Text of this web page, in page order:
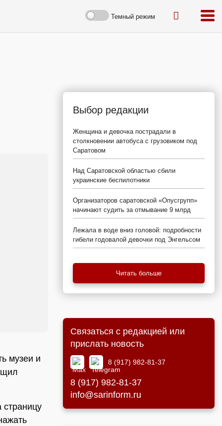
Темный режим
музеи и
страницу
Выбор редакции
Женщина и девочка пострадали в
столкновении автобуса с грузовиком под
Саратовом
Над Саратовской областью сбили
украинские беспилотники
Организаторов саратовской «Опусгрупп»
начинают судить за отмывание 9 млрд
Лежала в воде вниз головой: подробности
гибели годовалой девочки под Энгельсом
Читать больше
Связаться с редакцией или
прислать новость
8 (917) 982-81-37
8 (917) 982-81-37
info@sarinform.ru